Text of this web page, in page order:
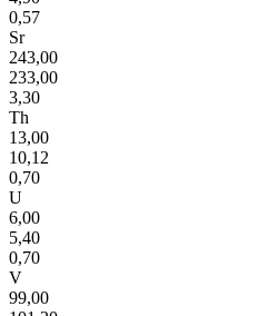
0,57
Sr
243,00
233,00
3,30
Th
13,00
10,12
0,70
U
6,00
5,40
0,70
V
99,00